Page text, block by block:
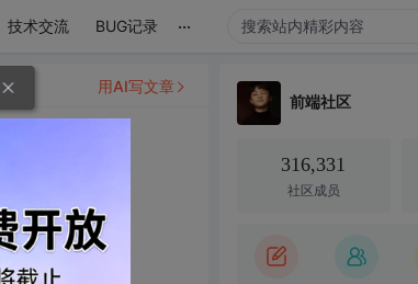
技术交流 BUG记录 ...
用AI写文章
前端社区
316,331
社区成员